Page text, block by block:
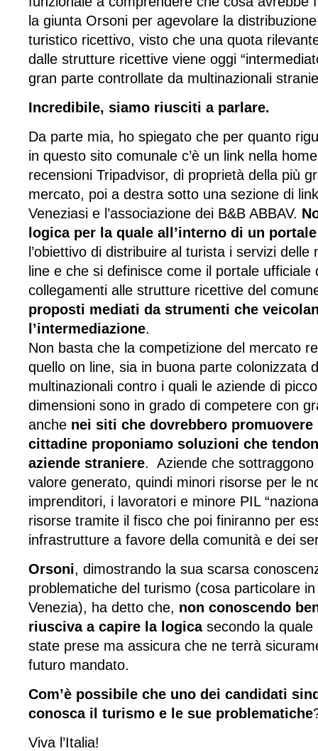
la giunta Orsoni per agevolare la
turistico ricettivo, visto che una quota
dalle strutture ricettive viene oggi
gran parte controllate da multinazionali
Incredibile, siamo riusciti a parlare.
Da parte mia, ho spiegato che per quanto
in questo sito comunale c’è un link nella
recensioni Tripadvisor, di proprietà della più
mercato, poi a destra sotto una sezione di
Veneziasi e l’associazione dei B&B ABBAV.
logica per la quale all’interno di un
l’obiettivo di distribuire al turista i servizi delle
line e che si definisce come il portale ufficiale
collegamenti alle strutture ricettive del
proposti mediati da strumenti che
l’intermediazione.
Non basta che la competizione del mercato
quello on line, sia in buona parte colonizzata
multinazionali contro i quali le aziende di
dimensioni sono in grado di competere con
anche nei siti che dovrebbero promuovere
cittadine proponiamo soluzioni che
aziende straniere. Aziende che sottraggono
valore generato, quindi minori risorse per le
imprenditori, i lavoratori e minore PIL
risorse tramite il fisco che poi finiranno per
infrastrutture a favore della comunità e dei
Orsoni, dimostrando la sua scarsa
problematiche del turismo (cosa particolare
Venezia), ha detto che, non conoscendo
riusciva a capire la logicasecondo la quale
state prese ma assicura che ne terrà
futuro mandato.
Com’è possibile che uno dei candidati
conosca il turismo e le sue problematiche
Viva l’Italia!